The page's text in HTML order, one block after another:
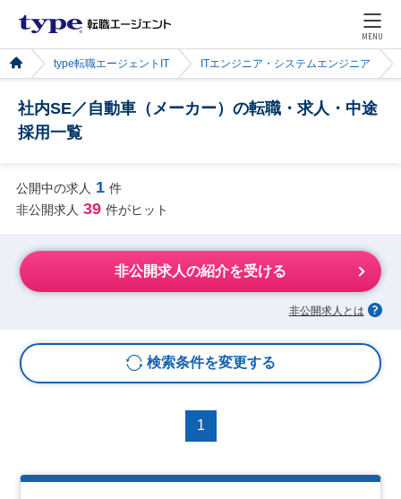
MENU
type転職エージェントIT ITエンジニア・システムエンジニア
社内SE／自動車（メーカー）の転職・求人・中途
採用一覧
公開中の求人 1 件
非公開求人 39 件がヒット
非公開求人の紹介を受ける
非公開求人とは
検索条件を変更する
1